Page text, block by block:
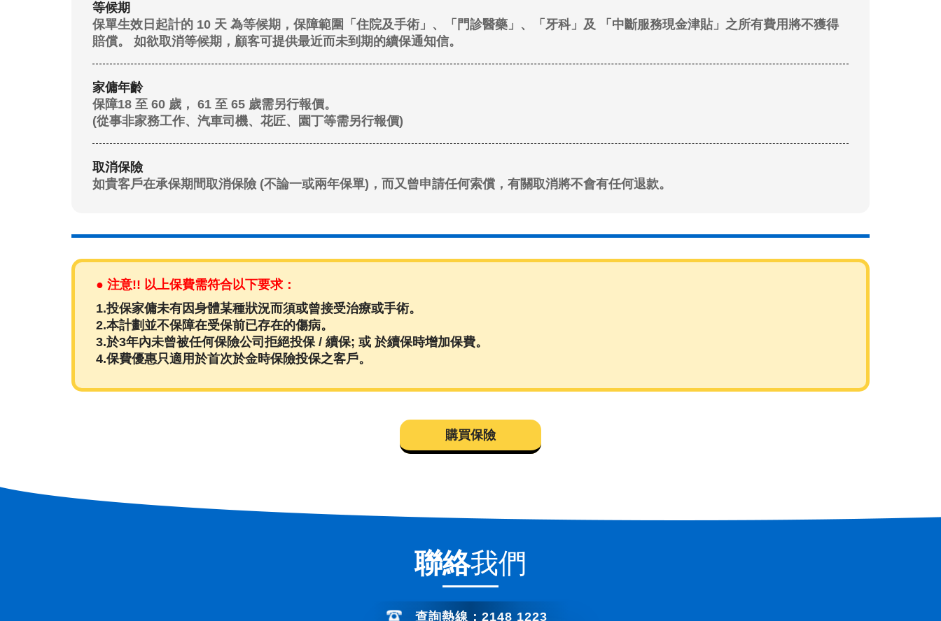
等候期
保單生效日起計的 10 天 為等候期，保障範圍「住院及手術」、「門診醫藥」、「牙科」及 「中斷服務現金津貼」之所有費用將不獲得
賠償。 如欲取消等候期，顧客可提供最近而未到期的續保通知信。
家傭年齡
保障18 至 60 歲， 61 至 65 歲需另行報價。
(從事非家務工作、汽車司機、花匠、園丁等需另行報價)
取消保險
如貴客戶在承保期間取消保險 (不論一或兩年保單)，而又曾申請任何索償，有關取消將不會有任何退款。
● 注意!! 以上保費需符合以下要求：
1.投保家傭未有因身體某種狀況而須或曾接受治療或手術。
2.本計劃並不保障在受保前已存在的傷病。
3.於3年內未曾被任何保險公司拒絕投保 / 續保; 或 於續保時增加保費。
4.保費優惠只適用於首次於金時保險投保之客戶。
購買保險
聯絡我們
查詢熱線：2148 1223